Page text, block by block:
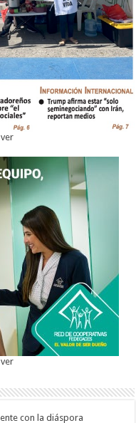
con la diáspora